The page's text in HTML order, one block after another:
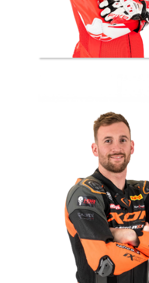
6 //
Teddy
POURCHIER
13 //
Bryan
CHUAT